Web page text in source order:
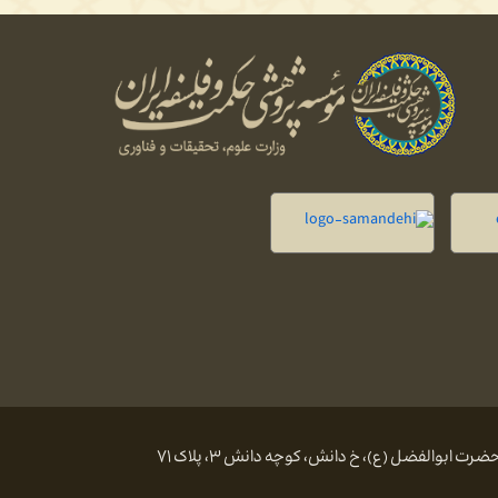
ابوالفضل (ع)، خ دانش، کوچه دانش ۳، پلاک ۷۱